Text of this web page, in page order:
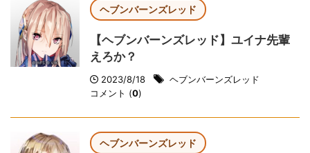
ヘブンバーンズレッド
【ヘブンバーンズレッド】ユイナ先輩
えろか？
2023/8/18
ヘブンバーンズレッド
コメント (0)
ヘブンバーンズレッド